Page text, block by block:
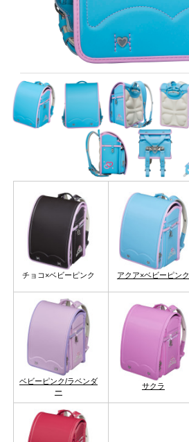
チョコ×ベビーピンク アクア×ベビーピンク
ベビーピンク/ラベンダ
ー
サクラ